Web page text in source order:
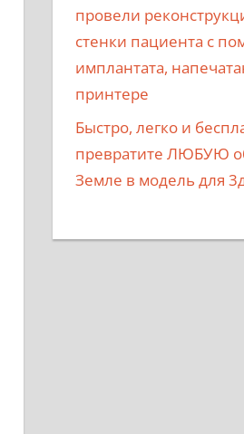
провели
стенки пациента с
имплантата,
принтере
Быстро, легко и
превратите ЛЮБУЮ
Земле в модель для